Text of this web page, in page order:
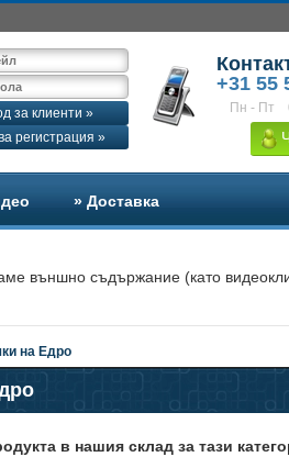
за клиенти »
регистрация »
+31 55
Пн - Пт
» Доставка
външно съдържание (като
на Едро
в нашия склад за тази